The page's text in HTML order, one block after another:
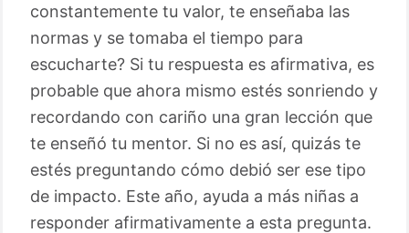
constantemente tu valor, te enseñaba las
normas y se tomaba el tiempo para
escucharte? Si tu respuesta es afirmativa, es
probable que ahora mismo estés sonriendo y
recordando con cariño una gran lección que
te enseñó tu mentor. Si no es así, quizás te
estés preguntando cómo debió ser ese tipo
de impacto. Este año, ayuda a más niñas a
responder afirmativamente a esta pregunta.